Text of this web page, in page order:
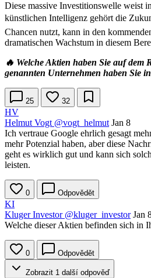
Diese massive Investitionswelle weist
künstlichen Intelligenz gehört die
Chancen nutzt, kann in den
dramatischen Wachstum in diesem
🔥 Welche Aktien haben Sie auf dem
genannten Unternehmen haben Sie
25 32
HV
Helmut Vogt @vogt_helmut Jan 8
Ich vertraue Google ehrlich gesagt
mehr Potenzial haben, aber diese
geht es wirklich gut und kann sich
leisten.
0 Odpovědět
KI
Kluger Investor @kluger_investor Jan
Welche dieser Aktien befinden sich in
0 Odpovědět
Zobrazit 1 další odpověď